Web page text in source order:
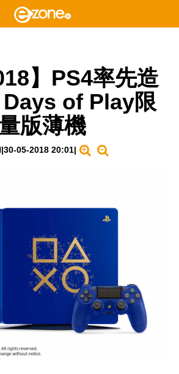
】PS4率先造
of Play限
版薄機
|30-05-2018 20:01|